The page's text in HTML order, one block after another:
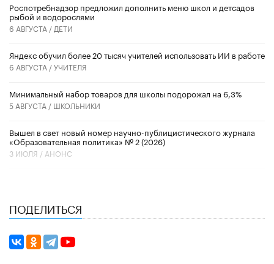
Роспотребнадзор предложил дополнить меню школ и детсадов
рыбой и водорослями
6 АВГУСТА / ДЕТИ
​Яндекс обучил более 20 тысяч учителей использовать ИИ в работе
6 АВГУСТА /УЧИТЕЛЯ
Минимальный набор товаров для школы подорожал на 6,3%
5 АВГУСТА / ШКОЛЬНИКИ
Вышел в свет новый номер научно-публицистического журнала
«Образовательная политика» № 2 (2026)
3 ИЮЛЯ / АНОНС
ПОДЕЛИТЬСЯ